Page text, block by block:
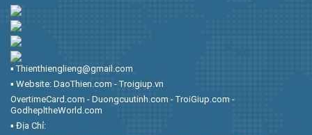
▪︎ Thienthienglieng@gmail.com
▪︎ Website: DaoThien.com - Troigiup.vn
OvertimeCard.com - Duongcuutinh.com - TroiGiup.com -
GodhepltheWorld.com
▪︎ Địa Chỉ: